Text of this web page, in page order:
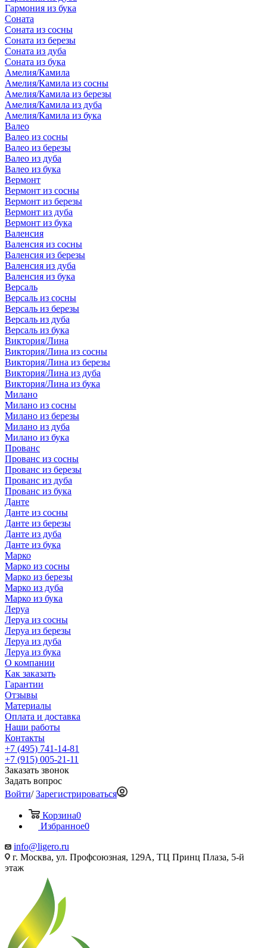
Гармония из бука
Соната
Соната из сосны
Соната из березы
Соната из дуба
Соната из бука
Амелия/Камила
Амелия/Камила из сосны
Амелия/Камила из березы
Амелия/Камила из дуба
Амелия/Камила из бука
Валео
Валео из сосны
Валео из березы
Валео из дуба
Валео из бука
Вермонт
Вермонт из сосны
Вермонт из березы
Вермонт из дуба
Вермонт из бука
Валенсия
Валенсия из сосны
Валенсия из березы
Валенсия из дуба
Валенсия из бука
Версаль
Версаль из сосны
Версаль из березы
Версаль из дуба
Версаль из бука
Виктория/Лина
Виктория/Лина из сосны
Виктория/Лина из березы
Виктория/Лина из дуба
Виктория/Лина из бука
Милано
Милано из сосны
Милано из березы
Милано из дуба
Милано из бука
Прованс
Прованс из сосны
Прованс из березы
Прованс из дуба
Прованс из бука
Данте
Данте из сосны
Данте из березы
Данте из дуба
Данте из бука
Марко
Марко из сосны
Марко из березы
Марко из дуба
Марко из бука
Леруа
Леруа из сосны
Леруа из березы
Леруа из дуба
Леруа из бука
О компании
Как заказать
Гарантии
Отзывы
Материалы
Оплата и доставка
Наши работы
Контакты
+7 (495) 741-14-81
+7 (915) 005-21-11
Заказать звонок
Задать вопрос
Войти/Зарегистрироваться
Корзина0
Избранное0
info@ligero.ru
г. Москва, ул. Профсоюзная, 129А, ТЦ Принц Плаза, 5-й
этаж